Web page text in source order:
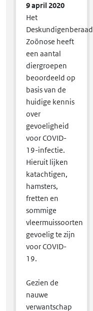
9 april 2020
Het
Deskundigenberaad
Zoönose heeft
een aantal
diergroepen
beoordeeld op
basis van de
huidige kennis
over
gevoeligheid
voor COVID-
19-infectie.
Hieruit lijken
katachtigen,
hamsters,
fretten en
sommige
vleermuissoorten
gevoelig te zijn
voor COVID-
19.
Gezien de
nauwe
verwantschap